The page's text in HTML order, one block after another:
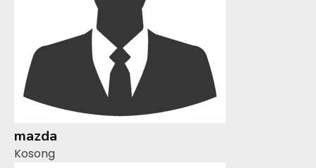
mazda
Kosong